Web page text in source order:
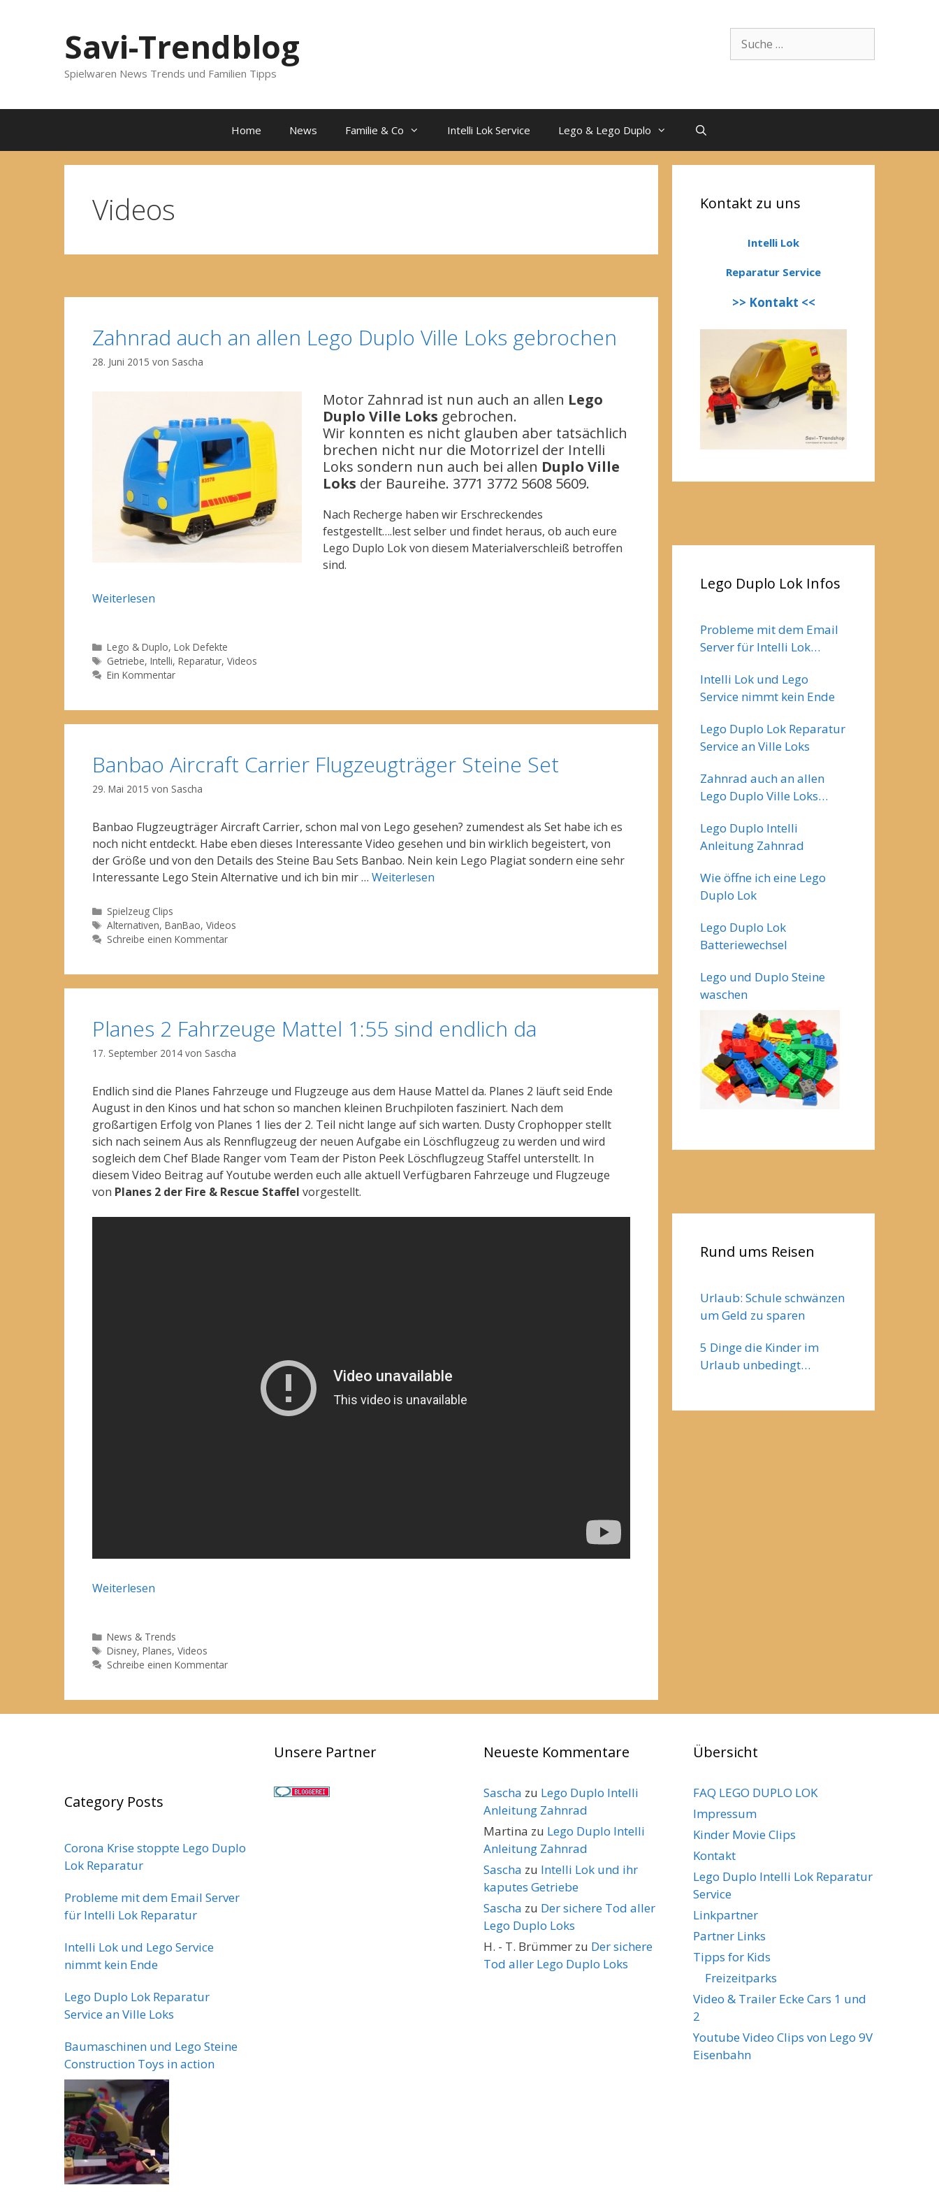
nach:
Savi-Trendblog
Spielwaren News Trends und Familien Tipps
Home News Familie & Co Intelli Lok Service Lego & Lego Duplo
Videos
Zahnrad auch an allen Lego Duplo Ville Loks gebrochen
28. Juni 2015 von Sascha
Motor Zahnrad ist nun auch an allen Lego
Duplo Ville Loks gebrochen.
Wir konnten es nicht glauben aber tatsächlich
brechen nicht nur die Motorrizel der Intelli
Loks sondern nun auch bei allen Duplo Ville
Loks der Baureihe. 3771 3772 5608 5609.
Nach Recherge haben wir Erschreckendes
festgestellt….lest selber und findet heraus, ob auch eure
Lego Duplo Lok von diesem Materialverschleiß betroffen
sind.
Weiterlesen
Kategorien
Lego & Duplo,Lok Defekte
Schlagwörter
Getriebe,Intelli,Reparatur,Videos
Ein Kommentar
Banbao Aircraft Carrier Flugzeugträger Steine Set
29. Mai 2015 von Sascha
Banbao Flugzeugträger Aircraft Carrier, schon mal von Lego gesehen? zumendest als Set habe ich es
noch nicht entdeckt. Habe eben dieses Interessante Video gesehen und bin wirklich begeistert, von
der Größe und von den Details des Steine Bau Sets Banbao. Nein kein Lego Plagiat sondern eine sehr
Interessante Lego Stein Alternative und ich bin mir … Weiterlesen
Kategorien
Spielzeug Clips
Schlagwörter
Alternativen,BanBao,Videos
Schreibe einen Kommentar
Planes 2 Fahrzeuge Mattel 1:55 sind endlich da
17. September 2014 von Sascha
Endlich sind die Planes Fahrzeuge und Flugzeuge aus dem Hause Mattel da. Planes 2 läuft seid Ende
August in den Kinos und hat schon so manchen kleinen Bruchpiloten fasziniert. Nach dem
großartigen Erfolg von Planes 1 lies der 2. Teil nicht lange auf sich warten. Dusty Crophopper stellt
sich nach seinem Aus als Rennflugzeug der neuen Aufgabe ein Löschflugzeug zu werden und wird
sogleich dem Chef Blade Ranger vom Team der Piston Peek Löschflugzeug Staffel unterstellt. In
diesem Video Beitrag auf Youtube werden euch alle aktuell Verfügbaren Fahrzeuge und Flugzeuge
von Planes 2 der Fire & Rescue Staffel vorgestellt.
Weiterlesen
Kategorien
News & Trends
Schlagwörter
Disney,Planes,Videos
Schreibe einen Kommentar
Kontakt zu uns
Intelli Lok
Reparatur Service
>> Kontakt <<
Lego Duplo Lok Infos
Probleme mit dem Email
Server für Intelli Lok
Intelli Lok und Lego
Service nimmt kein Ende
Lego Duplo Lok Reparatur
Service an Ville Loks
Zahnrad auch an allen
Lego Duplo Ville Loks
Lego Duplo Intelli
Anleitung Zahnrad
Wie öffne ich eine Lego
Duplo Lok
Lego Duplo Lok
Batteriewechsel
Lego und Duplo Steine
waschen
Rund ums Reisen
Urlaub: Schule schwänzen
um Geld zu sparen
5 Dinge die Kinder im
Urlaub unbedingt
Category Posts
Corona Krise stoppte Lego Duplo
Lok Reparatur
Probleme mit dem Email Server
für Intelli Lok Reparatur
Intelli Lok und Lego Service
nimmt kein Ende
Lego Duplo Lok Reparatur
Service an Ville Loks
Baumaschinen und Lego Steine
Construction Toys in action
Unsere Partner Neueste Kommentare
Sascha zu Lego Duplo Intelli
Anleitung Zahnrad
Martina zu Lego Duplo Intelli
Anleitung Zahnrad
Sascha zu Intelli Lok und ihr
kaputes Getriebe
Sascha zu Der sichere Tod aller
Lego Duplo Loks
H. - T. Brümmer zu Der sichere
Tod aller Lego Duplo Loks
Übersicht
FAQ LEGO DUPLO LOK
Impressum
Kinder Movie Clips
Kontakt
Lego Duplo Intelli Lok Reparatur
Service
Linkpartner
Partner Links
Tipps for Kids
Freizeitparks
Video & Trailer Ecke Cars 1 und
2
Youtube Video Clips von Lego 9V
Eisenbahn